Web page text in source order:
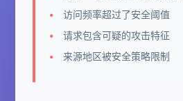
访问频率超过了安全阈值
请求包含可疑的攻击特征
来源地区被安全策略限制